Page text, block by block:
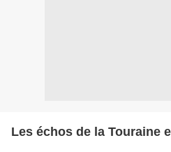
Les échos de la Touraine